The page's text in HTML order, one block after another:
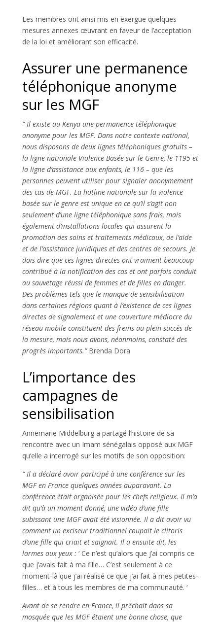
Les membres ont ainsi mis en exergue quelques
mesures annexes œuvrant en faveur de l’acceptation
de la loi et améliorant son efficacité.
Assurer une permanence
téléphonique anonyme
sur les MGF
” Il existe au Kenya une permanence téléphonique
anonyme pour les MGF. Dans notre contexte national,
nous disposons de deux lignes téléphoniques gratuits –
la ligne nationale Violence Basée sur le Genre, le 1195 et
la ligne d’assistance aux enfants, le 116 – que les
personnes peuvent utiliser pour signaler anonymement
des cas de MGF. La hotline nationale sur la violence
basée sur le genre est unique en ce qu’il s’agit non
seulement d’une ligne téléphonique sans frais, mais
également d’installations locales qui assurent la
promotion des soins et traitements médicaux, de l’aide
et de l’assistance juridiques et des centres de secours. Je
dois dire que ces lignes directes ont vraiment beaucoup
contribué à la notification des cas et ont parfois conduit
au sauvetage réussi de femmes et de filles en danger.
Des problèmes tels que le manque de sensibilisation
dans certaines régions quant à l’existence de ces lignes
directes de signalement et une couverture médiocre du
réseau mobile constituent des freins au plein succès de
la mesure, mais nous avons, néanmoins, constaté des
progrès importants.” Brenda Dora
L’importance des
campagnes de
sensibilisation
Annemarie Middelburg a partagé l’histoire de sa
rencontre avec un Imam sénégalais opposé aux MGF
qu’elle a interrogé sur les motifs de son opposition:
” Il a déclaré avoir participé à une conférence sur les
MGF en France quelques années auparavant. La
conférence était organisée pour les chefs religieux. Il m’a
dit qu’à un moment donné, une vidéo d’une fille
subissant une MGF avait été visionnée. Il a dit avoir vu
comment un exciseur traditionnel coupait le clitoris
d’une fille qui criait et saignait. Il a ensuite dit, les
larmes aux yeux : ‘ Ce n’est qu’alors que j’ai compris ce
que j’avais fait à ma fille… C’est seulement à ce
moment-là que j’ai réalisé ce que j’ai fait à mes petites-
filles… et à tous les membres de ma communauté. ‘
Avant de se rendre en France, il prêchait dans sa
mosquée que les MGF étaient une bonne chose, que